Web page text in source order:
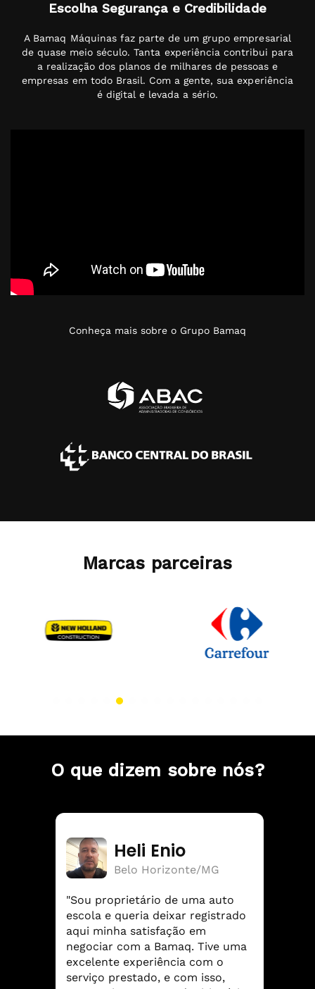
Escolha Segurança e Credibilidade
A Bamaq Máquinas faz parte de um grupo empresarial
de quase meio século. Tanta experiência contribui para
a realização dos planos de milhares de pessoas e
empresas em todo Brasil. Com a gente, sua experiência
é digital e levada a sério.
Conheça mais sobre o Grupo Bamaq
Marcas parceiras
O que dizem sobre nós?
Heli Enio
Belo Horizonte/MG
"Sou proprietário de uma auto
escola e queria deixar registrado
aqui minha satisfação em
negociar com a Bamaq. Tive uma
excelente experiência com o
serviço prestado, e com isso,